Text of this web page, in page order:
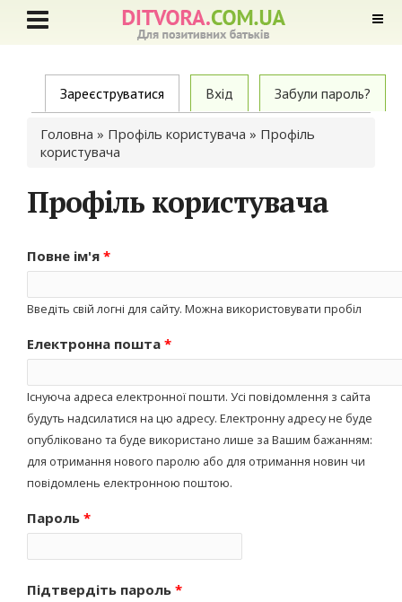
Primary tabs
Зареєструватися (active tab)
Вхід Забули пароль?
Ви є тут
Головна » Профіль користувача » Профіль
користувача
Профіль користувача
Повне ім'я *
Введіть свій логні для сайту. Можна використовувати пробіл
Електронна пошта *
Існуюча адреса електронної пошти. Усі повідомлення з сайта
будуть надсилатися на цю адресу. Електронну адресу не буде
опубліковано та буде використано лише за Вашим бажанням:
для отримання нового паролю або для отримання новин чи
повідомлень електронною поштою.
Пароль *
Підтвердіть пароль *